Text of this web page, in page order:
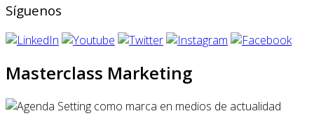
Síguenos
Masterclass Marketing